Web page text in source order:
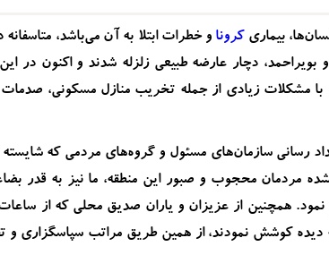
بیماری کرونا و خطرات ابتلا به آن می‌باشد،
بویراحمد، دچار عارضه طبیعی زلزله شدند و اکنون در
با مشکلات زیادی از جمله تخریب منازل مسکونی،
رسانی سازمان‌های مسئول و گروه‌های مردمی که
مردمان محجوب و صبور این منطقه، ما نیز به قدر
همچنین از عزیزان و یاران صدیق محلی که از ساعات
کوشش نمودند، از همین طریق مراتب سپاسگزاری و